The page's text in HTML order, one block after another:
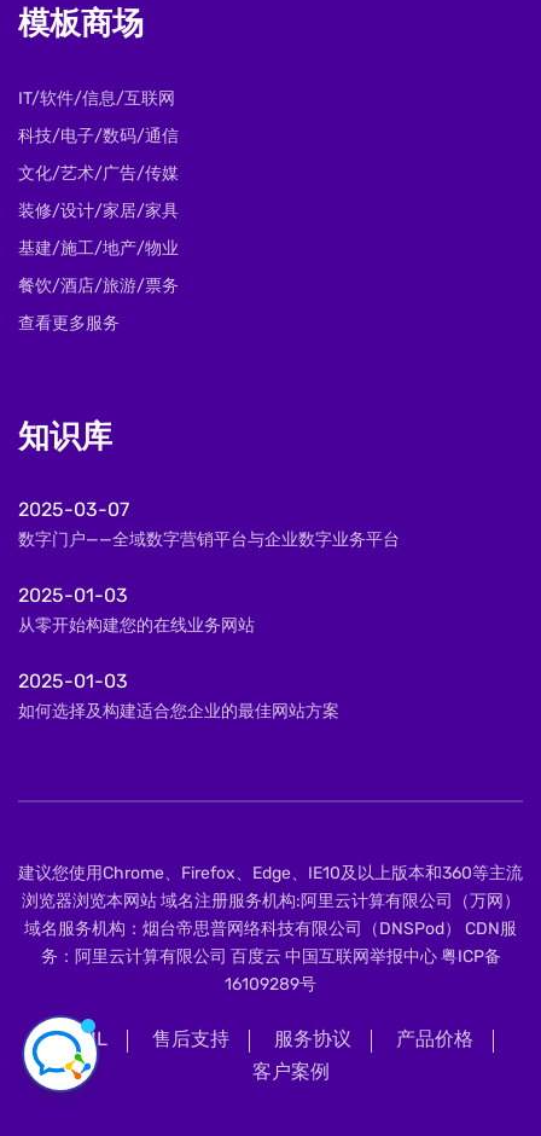
模板商场
IT/软件/信息/互联网
科技/电子/数码/通信
文化/艺术/广告/传媒
装修/设计/家居/家具
基建/施工/地产/物业
餐饮/酒店/旅游/票务
查看更多服务
知识库
2025-03-07
数字门户——全域数字营销平台与企业数字业务平台
2025-01-03
从零开始构建您的在线业务网站
2025-01-03
如何选择及构建适合您企业的最佳网站方案
建议您使用Chrome、Firefox、Edge、IE10及以上版本和360等主流
浏览器浏览本网站 域名注册服务机构:阿里云计算有限公司（万网）
域名服务机构：烟台帝思普网络科技有限公司（DNSPod） CDN服
务：阿里云计算有限公司 百度云 中国互联网举报中心粤ICP备
16109289号
XML 售后支持 服务协议
产品价格
客户案例